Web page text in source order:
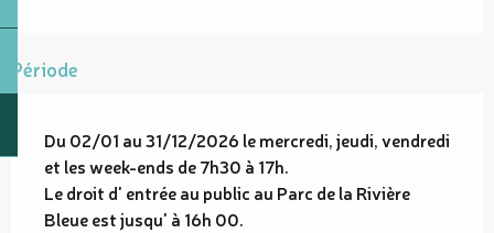
Période
Du 02/01 au 31/12/2026 le mercredi, jeudi, vendredi
et les week-ends de 7h30 à 17h.
Le droit d' entrée au public au Parc de la Rivière
Bleue est jusqu' à 16h 00.